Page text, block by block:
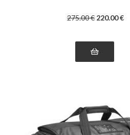
275.00€ 220.00€